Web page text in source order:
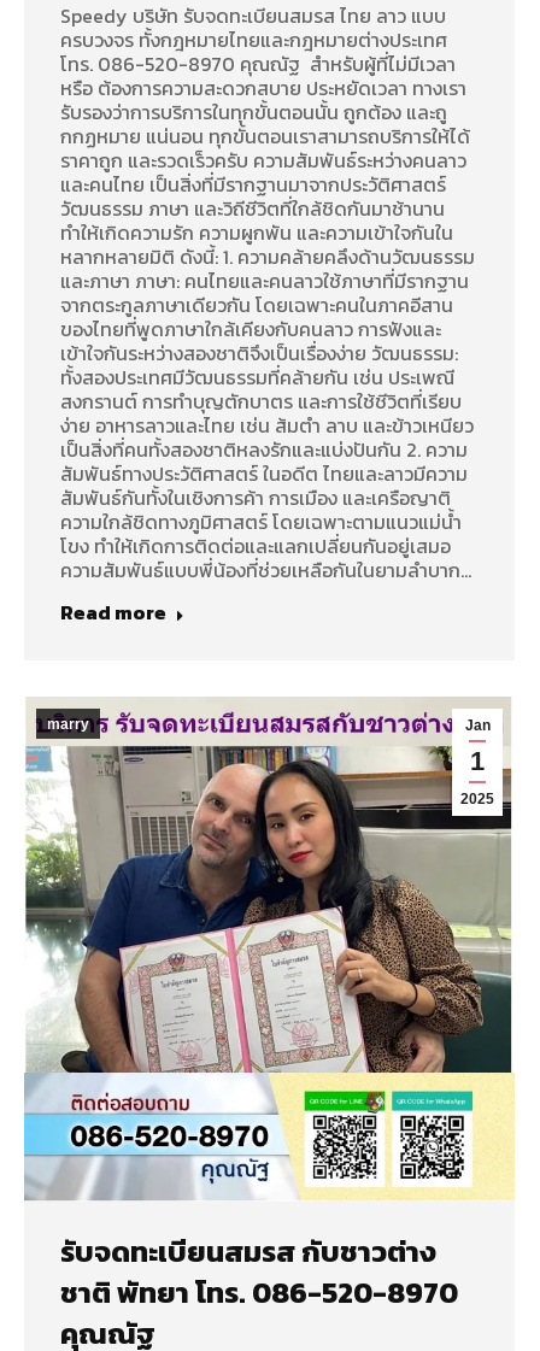
Speedy บริษัท รับจดทะเบียนสมรส ไทย ลาว แบบ
ครบวงจร ทั้งกฎหมายไทยและกฎหมายต่างประเทศ
โทร. 086-520-8970 คุณณัฐ สำหรับผู้ที่ไม่มีเวลา
หรือ ต้องการความสะดวกสบาย ประหยัดเวลา ทางเรา
รับรองว่าการบริการในทุกขั้นตอนนั้น ถูกต้อง และถู
กกฏหมาย แน่นอน ทุกขั้นตอนเราสามารถบริการให้ได้
ราคาถูก และรวดเร็วครับ ความสัมพันธ์ระหว่างคนลาว
และคนไทย เป็นสิ่งที่มีรากฐานมาจากประวัติศาสตร์
วัฒนธรรม ภาษา และวิถีชีวิตที่ใกล้ชิดกันมาช้านาน
ทำให้เกิดความรัก ความผูกพัน และความเข้าใจกันใน
หลากหลายมิติ ดังนี้: 1. ความคล้ายคลึงด้านวัฒนธรรม
และภาษา ภาษา: คนไทยและคนลาวใช้ภาษาที่มีรากฐาน
จากตระกูลภาษาเดียวกัน โดยเฉพาะคนในภาคอีสาน
ของไทยที่พูดภาษาใกล้เคียงกับคนลาว การฟังและ
เข้าใจกันระหว่างสองชาติจึงเป็นเรื่องง่าย วัฒนธรรม:
ทั้งสองประเทศมีวัฒนธรรมที่คล้ายกัน เช่น ประเพณี
สงกรานต์ การทำบุญตักบาตร และการใช้ชีวิตที่เรียบ
ง่าย อาหารลาวและไทย เช่น ส้มตำ ลาบ และข้าวเหนียว
เป็นสิ่งที่คนทั้งสองชาติหลงรักและแบ่งปันกัน 2. ความ
สัมพันธ์ทางประวัติศาสตร์ ในอดีต ไทยและลาวมีความ
สัมพันธ์กันทั้งในเชิงการค้า การเมือง และเครือญาติ
ความใกล้ชิดทางภูมิศาสตร์ โดยเฉพาะตามแนวแม่น้ำ
โขง ทำให้เกิดการติดต่อและแลกเปลี่ยนกันอยู่เสมอ
ความสัมพันธ์แบบพี่น้องที่ช่วยเหลือกันในยามลำบาก…
Read more
Jan
1
2025
marry
รับจดทะเบียนสมรส กับชาวต่าง
ชาติ พัทยา โทร. 086-520-8970
คุณณัฐ